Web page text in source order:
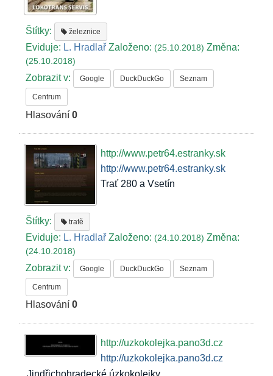
Štítky: železnice
Eviduje: L. Hradlař Založeno:(25.10.2018)Změna:
(25.10.2018)
Zobrazit v: Google DuckDuckGo Seznam
Centrum
Hlasování0
http://www.petr64.estranky.sk
http://www.petr64.estranky.sk
Trať 280 a Vsetín
Štítky: tratě
Eviduje: L. Hradlař Založeno:(24.10.2018)Změna:
(24.10.2018)
Zobrazit v: Google DuckDuckGo Seznam
Centrum
Hlasování0
http://uzkokolejka.pano3d.cz
http://uzkokolejka.pano3d.cz
Jindřichohradecké úzkokolejky